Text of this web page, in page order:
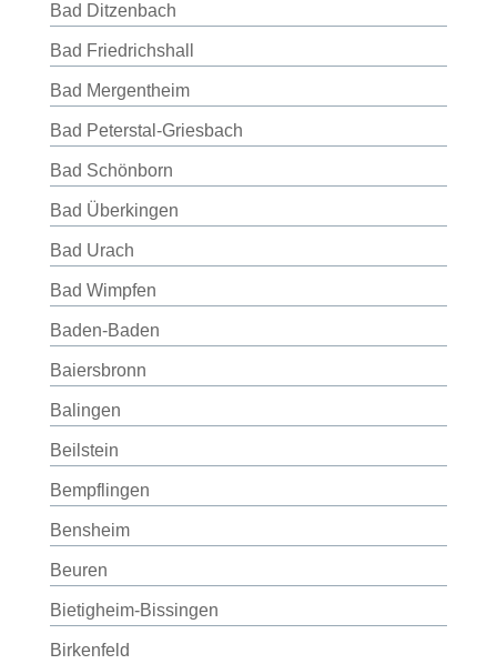
Bad Ditzenbach
Bad Friedrichshall
Bad Mergentheim
Bad Peterstal-Griesbach
Bad Schönborn
Bad Überkingen
Bad Urach
Bad Wimpfen
Baden-Baden
Baiersbronn
Balingen
Beilstein
Bempflingen
Bensheim
Beuren
Bietigheim-Bissingen
Birkenfeld